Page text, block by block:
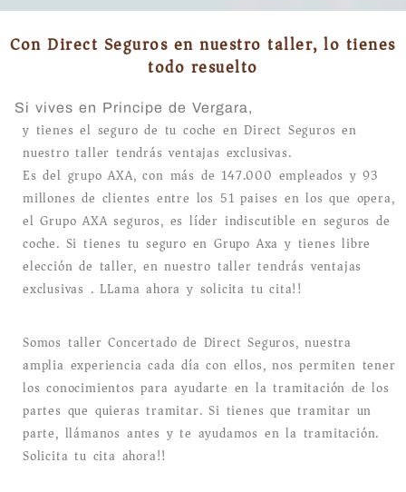
Con Direct Seguros en nuestro taller, lo tienes
todo resuelto
Si vives en Principe de Vergara,
y tienes el seguro de tu coche en Direct Seguros en
nuestro taller tendrás ventajas exclusivas.
Es del grupo AXA, con más de 147.000 empleados y 93
millones de clientes entre los 51 paises en los que opera,
el Grupo AXA seguros, es líder indiscutible en seguros de
coche. Si tienes tu seguro en Grupo Axa y tienes libre
elección de taller, en nuestro taller tendrás ventajas
exclusivas . LLama ahora y solicita tu cita!!
Somos taller Concertado de Direct Seguros, nuestra
amplia experiencia cada día con ellos, nos permiten tener
los conocimientos para ayudarte en la tramitación de los
partes que quieras tramitar. Si tienes que tramitar un
parte, llámanos antes y te ayudamos en la tramitación.
Solicita tu cita ahora!!